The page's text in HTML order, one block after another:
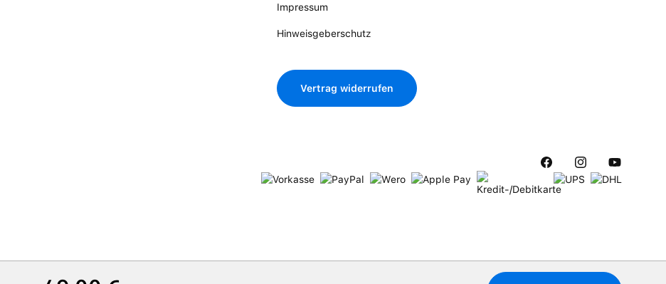
Regulärer Preis:
Impressum
Hinweisgeberschutz
Vertrag widerrufen